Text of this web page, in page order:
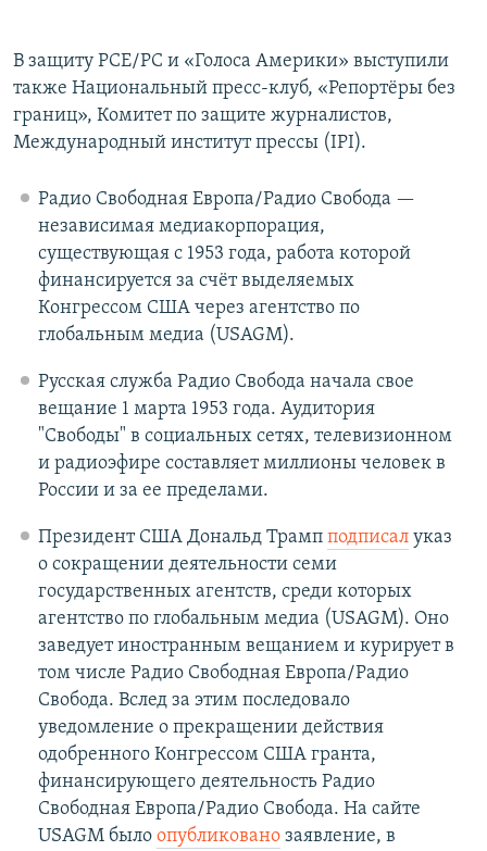
В защиту РСЕ/РС и «Голоса Америки» выступили
также Национальный пресс-клуб, «Репортёры без
границ», Комитет по защите журналистов,
Международный институт прессы (IPI).
Радио Свободная Европа/Радио Свобода —
независимая медиакорпорация,
существующая с 1953 года, работа которой
финансируется за счёт выделяемых
Конгрессом США через агентство по
глобальным медиа (USAGM).
Русская служба Радио Свобода начала свое
вещание 1 марта 1953 года. Аудитория
"Свободы" в социальных сетях, телевизионном
и радиоэфире составляет миллионы человек в
России и за ее пределами.
Президент США Дональд Трамп подписалуказ
о сокращении деятельности семи
государственных агентств, среди которых
агентство по глобальным медиа (USAGM). Оно
заведует иностранным вещанием и курирует в
том числе Радио Свободная Европа/Радио
Свобода. Вслед за этим последовало
уведомление о прекращении действия
одобренного Конгрессом США гранта,
финансирующего деятельность Радио
Свободная Европа/Радио Свобода. На сайте
USAGM было опубликованозаявление, в